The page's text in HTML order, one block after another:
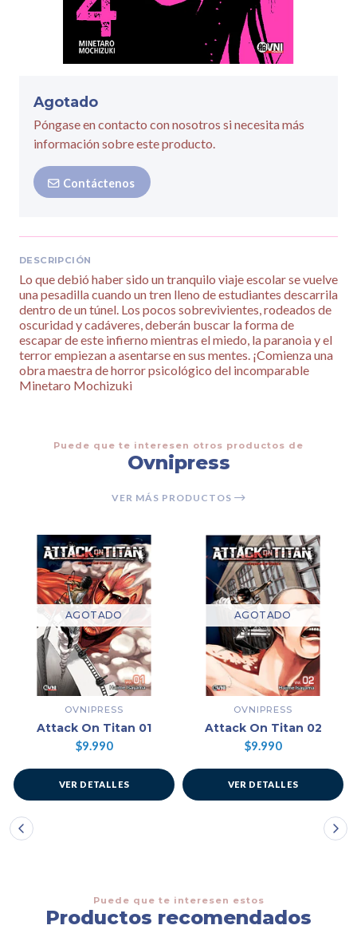
Agotado
Póngase en contacto con nosotros si necesita más
información sobre este producto.
Contáctenos
DESCRIPCIÓN
Lo que debió haber sido un tranquilo viaje escolar se vuelve
una pesadilla cuando un tren lleno de estudiantes descarrila
dentro de un túnel. Los pocos sobrevivientes, rodeados de
oscuridad y cadáveres, deberán buscar la forma de
escapar de este infierno mientras el miedo, la paranoia y el
terror empiezan a asentarse en sus mentes. ¡Comienza una
obra maestra de horror psicológico del incomparable
Minetaro Mochizuki
Puede que te interesen otros productos de
Ovnipress
VER MÁS PRODUCTOS
AGOTADO
OVNIPRESS
Attack On Titan 01
$9.990
VER DETALLES
AGOTADO
OVNIPRESS
Attack On Titan 02
$9.990
VER DETALLES
Puede que te interesen estos
Productos recomendados